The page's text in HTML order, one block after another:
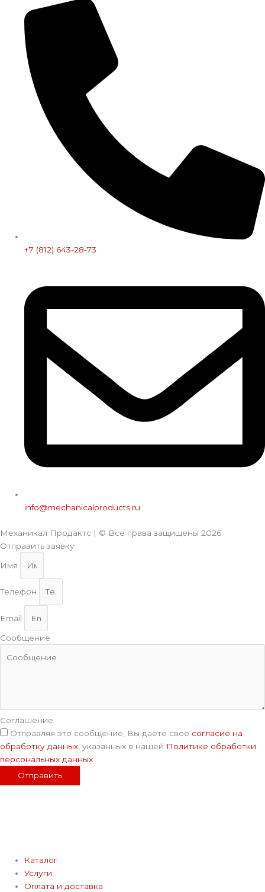
+7 (812) 643-28-73
info@mechanicalproducts.ru
Механикал Продактс | © Все права защищены 2026
Отправить заявку
Имя
Телефон
Email
Сообщение
Соглашение
Отправляя это сообщение, Вы даете свое согласие на
обработку данных , указанных в нашей Политике обработки
персональных данных
Отправить
Каталог
Услуги
Оплата и доставка